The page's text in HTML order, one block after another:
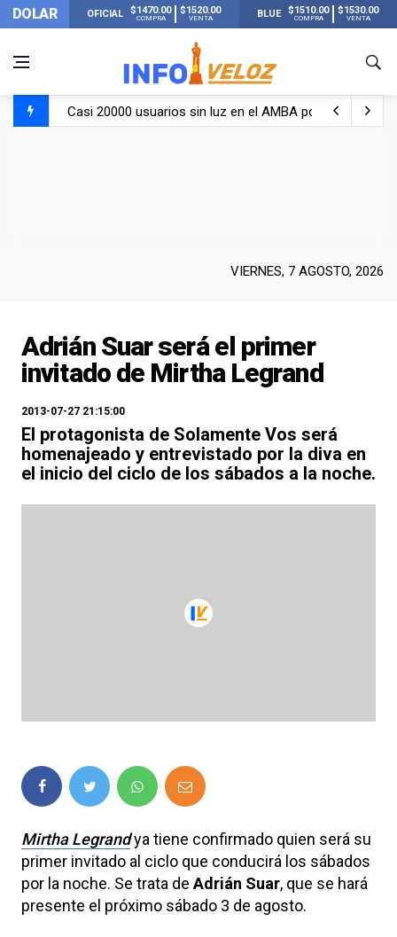
DOLAR OFICIAL $1470.00
COMPRA
$1520.00
VENTA BLUE $1510.00
COMPRA
$1530.00
VENTA
Casi 20000 usuarios sin luz en el AMBA por el temporal
Candela Arizaga rompió el silencio tras el incidente con
VIERNES, 7 AGOSTO, 2026
Adrián Suar será el primer
invitado de Mirtha Legrand
2013-07-27 21:15:00
El protagonista de Solamente Vos será
homenajeado y entrevistado por la diva en
el inicio del ciclo de los sábados a la noche.
Mirtha Legrandya tiene confirmado quien será su
primer invitado al ciclo que conducirá los sábados
por la noche. Se trata de Adrián Suar, que se hará
presente el próximo sábado 3 de agosto.